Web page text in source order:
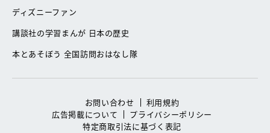
ディズニーファン
講談社の学習まんが 日本の歴史
本とあそぼう 全国訪問おはなし隊
お問い合わせ
利用規約
広告掲載について
プライバシーポリシー
特定商取引法に基づく表記